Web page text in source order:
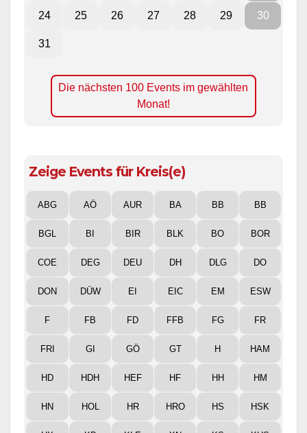
24 25 26 27 28 29 30
31
Die nächsten 100 Events im gewählten
Monat!
Zeige Events für Kreis(e)
ABG AÖ AUR BA BB BB
BGL BI BIR BLK BO BOR
COE DEG DEU DH DLG DO
DON DÜW EI EIC EM ESW
F FB FD FFB FG FR
FRI GI GÖ GT H HAM
HD HDH HEF HF HH HM
HN HOL HR HRO HS HSK